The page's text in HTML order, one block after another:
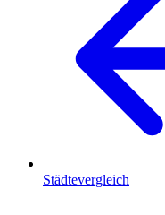
Städtevergleich